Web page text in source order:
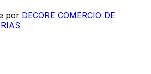
por DECORE COMERCIO DE